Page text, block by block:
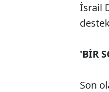
İsrail
'BİR
Son